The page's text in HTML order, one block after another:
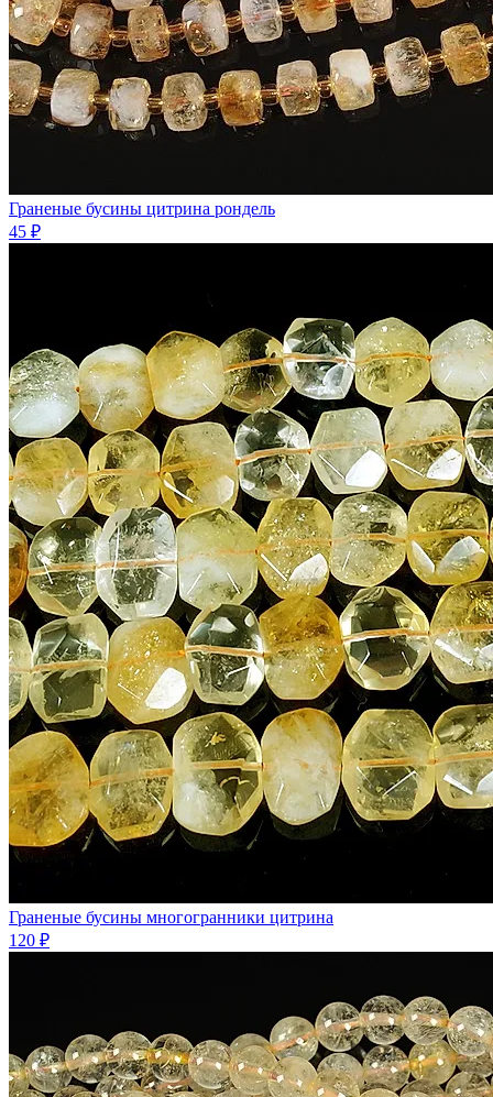
Граненые бусины цитрина рондель
45 ₽
Граненые бусины многогранники цитрина
120 ₽